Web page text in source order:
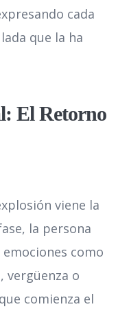
cada
que la ha
El Retorno
viene la
la persona
como
vergüenza o
comienza el